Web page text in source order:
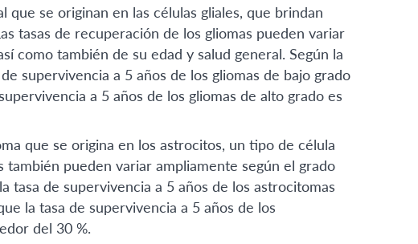
se originan en las células gliales, que brindan
tasas de recuperación de los gliomas pueden variar
como también de su edad y salud general. Según la
supervivencia a 5 años de los gliomas de bajo grado
a 5 años de los gliomas de alto grado es
que se origina en los astrocitos, un tipo de célula
pueden variar ampliamente según el grado
tasa de supervivencia a 5 años de los astrocitomas
la tasa de supervivencia a 5 años de los
del 30 %.